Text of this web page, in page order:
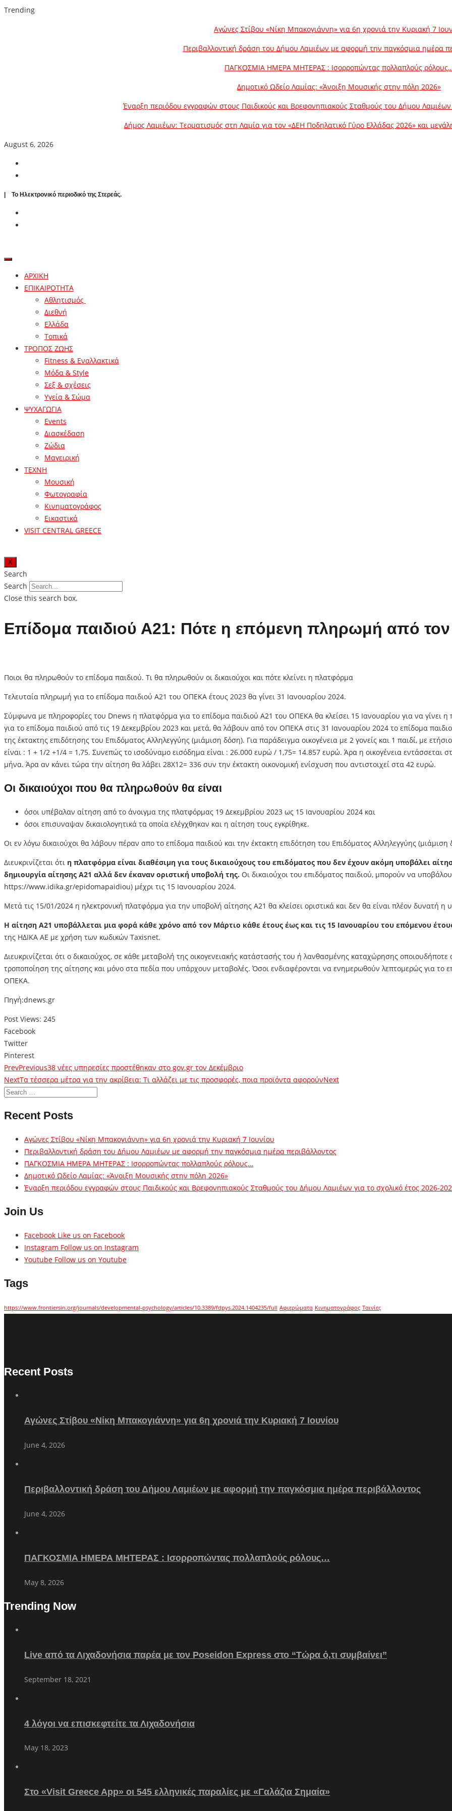
Trending
Αγώνες Στίβου «Νίκη Μπακογιάννη» για 6η χρονιά την Κυριακή 7
Περιβαλλοντική δράση του Δήμου Λαμιέων με αφορμή την παγκόσμια ημέρα
ΠΑΓΚΟΣΜΙΑ ΗΜΕΡΑ ΜΗΤΕΡΑΣ : Ισορροπώντας πολλαπλούς
Δημοτικό Ωδείο Λαμίας: «Άνοιξη Μουσικής στην πόλη 2026»
Έναρξη περιόδου εγγραφών στους Παιδικούς και Βρεφονηπιακούς Σταθμούς του Δήμου Λαμιέων
Δήμος Λαμιέων: Τερματισμός στη Λαμία για τον «ΔΕΗ Ποδηλατικό Γύρο Ελλάδας 2026» και
August 6, 2026
| To Ηλεκτρονικό περιοδικό της Στερεάς.
ΑΡΧΙΚΗ
ΕΠΙΚΑΙΡΟΤΗΤΑ
Αθλητισμός
Διεθνή
Ελλάδα
Τοπικά
ΤΡΟΠΟΣ ΖΩΗΣ
Fitness & Εναλλακτικά
Μόδα & Style
Σεξ & σχέσεις
Υγεία & Σώμα
ΨΥΧΑΓΩΓΙΑ
Events
Διασκέδαση
Ζώδια
Μαγειρική
ΤΕΧΝΗ
Μουσική
Φωτογραφία
Κινηματογράφος
Εικαστικά
VISIT CENTRAL GREECE
X
Search
Search
Close this search box.
Επίδομα παιδιού Α21: Πότε η επόμενη πληρωμή από
Ποιοι θα πληρωθούν το επίδομα παιδιού. Τι θα πληρωθούν οι δικαιούχοι και πότε κλείνει η πλατφόρμα
Τελευταία πληρωμή για το επίδομα παιδιού Α21 του ΟΠΕΚΑ έτους 2023 θα γίνει 31 Ιανουαρίου 2024.
Σύμφωνα με πληροφορίες του Dnews η πλατφόρμα για το επίδομα παιδιού Α21 του ΟΠΕΚΑ θα κλείσει 15 Ιανουαρίου για να γίνει
για το επίδομα παιδιού από τις 19 Δεκεμβρίου 2023 και μετά, θα λάβουν από τον ΟΠΕΚΑ στις 31 Ιανουαρίου 2024 το επίδομα
της έκτακτης επιδότησης του Επιδόματος Αλληλεγγύης (μιάμιση δόση). Για παράδειγμα οικογένεια με 2 γονείς και 1 παιδί, με
είναι : 1 + 1/2 +1/4 = 1,75. Συνεπώς το ισοδύναμο εισόδημα είναι : 26.000 ευρώ / 1,75= 14.857 ευρώ. Άρα η οικογένεια εντάσσεται
μήνα. Άρα αν κάνει τώρα την αίτηση θα λάβει 28Χ12= 336 συν την έκτακτη οικονομική ενίσχυση που αντιστοιχεί στα 42 ευρώ.
Οι δικαιούχοι που θα πληρωθούν θα είναι
όσοι υπέβαλαν αίτηση από το άνοιγμα της πλατφόρμας 19 Δεκεμβρίου 2023 ως 15 Ιανουαρίου 2024 και
όσοι επισυναψαν δικαιολογητικά τα οποία ελέγχθηκαν και η αίτηση τους εγκρίθηκε.
Οι εν λόγω δικαιούχοι θα λάβουν πέραν απο το επίδομα παιδιού και την έκτακτη επιδότηση του Επιδόματος Αλληλεγγύης (μιάμιση
Διευκρινίζεται ότι η πλατφόρμα είναι διαθέσιμη για τους δικαιούχους του επιδόματος που δεν έχουν ακόμη υποβάλει
δημιουργία αίτησης Α21 αλλά δεν έκαναν οριστική υποβολή της. Οι δικαιούχοι του επιδόματος παιδιού, μπορούν να
https://www.idika.gr/epidomapaidiou) μέχρι τις 15 Ιανουαρίου 2024.
Μετά τις 15/01/2024 η ηλεκτρονική πλατφόρμα για την υποβολή αίτησης Α21 θα κλείσει οριστικά και δεν θα είναι πλέον δυνατή η
Η αίτηση Α21 υποβάλλεται μια φορά κάθε χρόνο από τον Μάρτιο κάθε έτους έως και τις 15 Ιανουαρίου του επόμενου
της ΗΔΙΚΑ ΑΕ με χρήση των κωδικών Taxisnet.
Διευκρινίζεται ότι ο δικαιούχος, σε κάθε μεταβολή της οικογενειακής κατάστασής του ή λανθασμένης καταχώρησης
τροποποίηση της αίτησης και μόνο στα πεδία που υπάρχουν μεταβολές. Όσοι ενδιαφέρονται να ενημερωθούν λεπτομερώς για το
ΟΠΕΚΑ.
Πηγή:dnews.gr
Post Views: 245
Facebook
Twitter
Pinterest
PrevPrevious38 νέες υπηρεσίες προστέθηκαν στο gov.gr τον Δεκέμβριο
NextTα τέσσερα μέτρα για την ακρίβεια: Τι αλλάζει με τις προσφορές, ποια προϊόντα αφορούνNext
Recent Posts
Αγώνες Στίβου «Νίκη Μπακογιάννη» για 6η χρονιά την Κυριακή 7 Ιουνίου
Περιβαλλοντική δράση του Δήμου Λαμιέων με αφορμή την παγκόσμια ημέρα περιβάλλοντος
ΠΑΓΚΟΣΜΙΑ ΗΜΕΡΑ ΜΗΤΕΡΑΣ : Ισορροπώντας πολλαπλούς ρόλους…
Δημοτικό Ωδείο Λαμίας: «Άνοιξη Μουσικής στην πόλη 2026»
Έναρξη περιόδου εγγραφών στους Παιδικούς και Βρεφονηπιακούς Σταθμούς του Δήμου Λαμιέων για το σχολικό έτος 2026-
Join Us
Facebook Like us on Facebook
Instagram Follow us on Instagram
Youtube Follow us on Youtube
Tags
https://www.frontiersin.org/journals/developmental-psychology/articles/10.3389/fdpys.2024.1404235/full Αφιερώματα Κινηματογράφος Ταινίες
Recent Posts
Αγώνες Στίβου «Νίκη Μπακογιάννη» για 6η χρονιά την Κυριακή 7 Ιουνίου
June 4, 2026
Περιβαλλοντική δράση του Δήμου Λαμιέων με αφορμή την παγκόσμια ημέρα περιβάλλοντος
June 4, 2026
ΠΑΓΚΟΣΜΙΑ ΗΜΕΡΑ ΜΗΤΕΡΑΣ : Ισορροπώντας πολλαπλούς ρόλους…
May 8, 2026
Trending Now
Live από τα Λιχαδονήσια παρέα με τον Poseidon Express στο “Τώρα ό,τι συμβαίνει”
September 18, 2021
4 λόγοι να επισκεφτείτε τα Λιχαδονήσια
May 18, 2023
Στο «Visit Greece App» οι 545 ελληνικές παραλίες με «Γαλάζια Σημαία»